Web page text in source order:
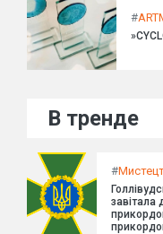
#
В тренде
#
завітала